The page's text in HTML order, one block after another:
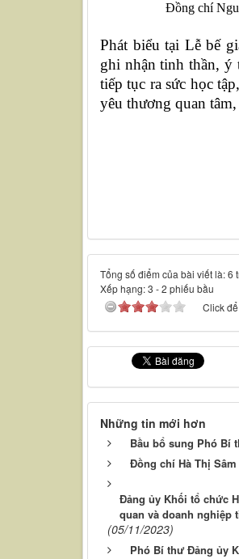
Đồng chí
Phát biểu tại Lễ bế
ghi nhận tinh thần, ý
tiếp tục ra sức học
yêu thương quan
Tổng số điểm của bài viết là: 6
Xếp hạng:3 -2 phiếu bầu
Click
Những tin mới hơn
Bầu bổ sung Phó Bí
Đồng chí Hà Thị
Đảng ủy Khối tổ chức
quan và doanh nghiệp
(05/11/2023)
Phó Bí thư Đảng ủy